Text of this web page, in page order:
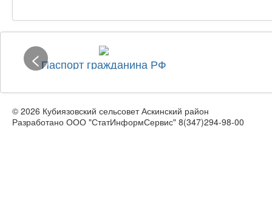
Паспорт гражданина РФ
<
© 2026 Кубиязовский сельсовет Аскинский район
Разработано ООО "СтатИнформСервис" 8(347)294-98-00